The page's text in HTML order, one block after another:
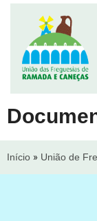
Início » União de